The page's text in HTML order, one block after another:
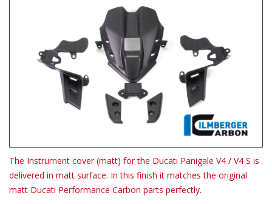
The Instrument cover (matt) for the Ducati Panigale V4 / V4 S is
delivered in matt surface. In this finish it matches the original
matt Ducati Performance Carbon parts perfectly.